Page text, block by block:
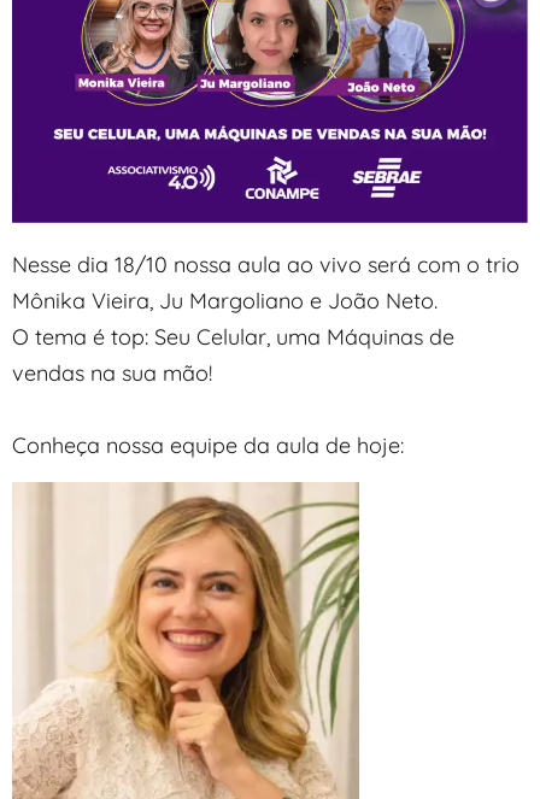
Nesse dia 18/10 nossa aula ao vivo será com o trio
Mônika Vieira, Ju Margoliano e João Neto.
O tema é top: Seu Celular, uma Máquinas de
vendas na sua mão!
Conheça nossa equipe da aula de hoje: